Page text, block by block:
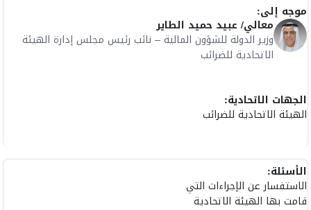
موجه إلى:
معالي/ عبيد حميد الطاير
وزير الدولة للشؤون المالية – نائب رئيس مجلس إدارة الهيئة
الاتحادية للضرائب
الجهات الاتحادية:
الهيئة الاتحادية للضرائب
الأسئلة:
الاستفسار عن الإجراءات التي
قامت بها الهيئة الاتحادية